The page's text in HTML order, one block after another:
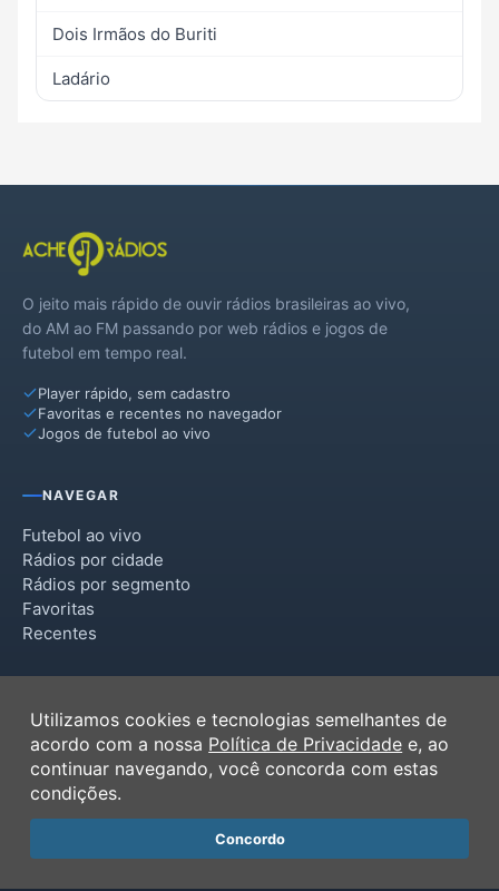
Dois Irmãos do Buriti
Ladário
O jeito mais rápido de ouvir rádios brasileiras ao vivo,
do AM ao FM passando por web rádios e jogos de
futebol em tempo real.
Player rápido, sem cadastro
Favoritas e recentes no navegador
Jogos de futebol ao vivo
NAVEGAR
Futebol ao vivo
Rádios por cidade
Rádios por segmento
Favoritas
Recentes
Termos de Uso
Política de Privacidade
Ferramentas
Contato
Utilizamos cookies e tecnologias semelhantes de
acordo com a nossa Política de Privacidade e, ao
continuar navegando, você concorda com estas
condições.
Concordo